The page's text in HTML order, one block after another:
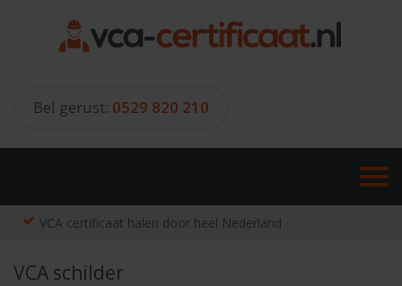
Bel gerust: 0529 820 210
VCA certificaat halen door heel Nederland
VCA schilder